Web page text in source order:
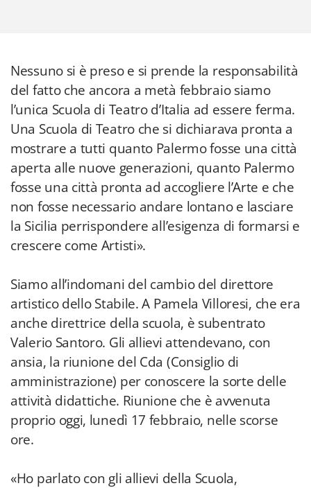
Nessuno si è preso e si prende la responsabilità
del fatto che ancora a metà febbraio siamo
l’unica Scuola di Teatro d’Italia ad essere ferma.
Una Scuola di Teatro che si dichiarava pronta a
mostrare a tutti quanto Palermo fosse una città
aperta alle nuove generazioni, quanto Palermo
fosse una città pronta ad accogliere l’Arte e che
non fosse necessario andare lontano e lasciare
la Sicilia perrispondere all’esigenza di formarsi e
crescere come Artisti».
Siamo all’indomani del cambio del direttore
artistico dello Stabile. A Pamela Villoresi, che era
anche direttrice della scuola, è subentrato
Valerio Santoro. Gli allievi attendevano, con
ansia, la riunione del Cda (Consiglio di
amministrazione) per conoscere la sorte delle
attività didattiche. Riunione che è avvenuta
proprio oggi, lunedì 17 febbraio, nelle scorse
ore.
«Ho parlato con gli allievi della Scuola,